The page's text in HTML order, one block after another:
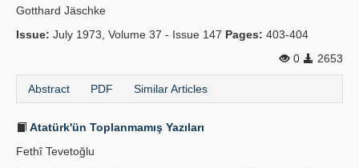
Gotthard Jäschke
Issue: July 1973, Volume 37 - Issue 147 Pages: 403-404
0
2653
Abstract PDF Similar Articles
Atatürk'ün Toplanmamış Yazıları
Fethî Tevetoğlu